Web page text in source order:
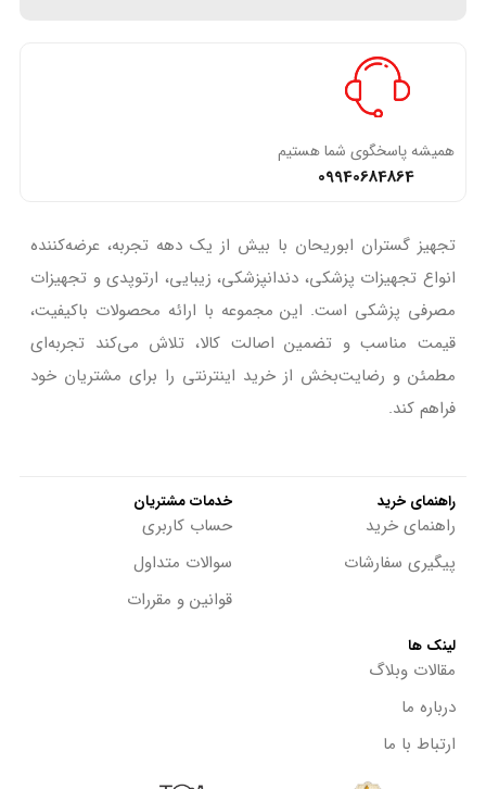
تجهیز گستران ابوریحان با بیش از یک دهه تجربه، عرضه‌کننده
انواع تجهیزات پزشکی، دندانپزشکی، زیبایی، ارتوپدی و تجهیزات
مصرفی پزشکی است. این مجموعه با ارائه محصولات باکیفیت،
قیمت مناسب و تضمین اصالت کالا، تلاش می‌کند تجربه‌ای
مطمئن و رضایت‌بخش از خرید اینترنتی را برای مشتریان خود
فراهم کند.
همیشه پاسخگوی شما هستیم
09940684864
راهنمای خرید
راهنمای خرید
پیگیری سفارشات
خدمات مشتریان
حساب کاربری
سوالات متداول
قوانین و مقررات
لینک ها
مقالات وبلاگ
درباره ما
ارتباط با ما